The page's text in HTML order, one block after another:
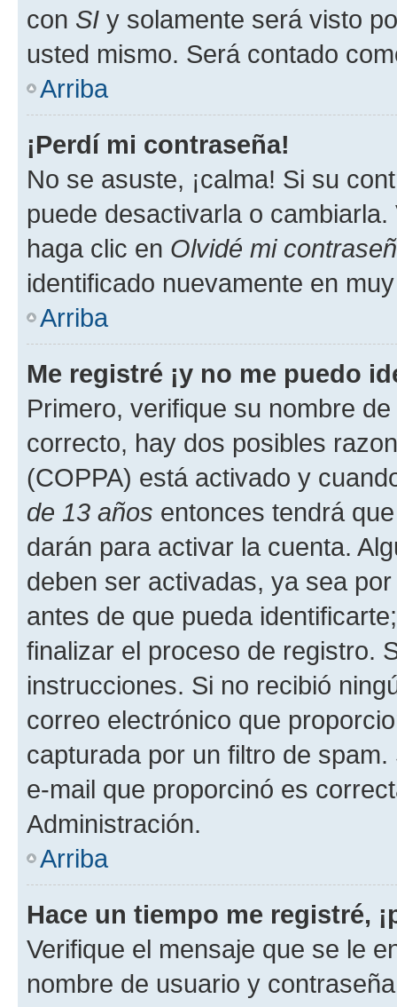
con SI y solamente será visto
usted mismo. Será contado
Arriba
¡Perdí mi contraseña!
No se asuste, ¡calma! Si su
puede desactivarla o
haga clic en Olvidé mi
identificado nuevamente en
Arriba
Me registré ¡y no me puedo
Primero, verifique su nombre
correcto, hay dos posibles
(COPPA) está activado y
de 13 años entonces tendrá
darán para activar la cuenta.
deben ser activadas, ya sea
antes de que pueda
finalizar el proceso de registro.
instrucciones. Si no recibió
correo electrónico que
capturada por un filtro de
e-mail que proporcinó es
Administración.
Arriba
Hace un tiempo me registré,
Verifique el mensaje que se le
nombre de usuario y